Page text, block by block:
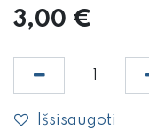
3,00 €
Išsisaugoti